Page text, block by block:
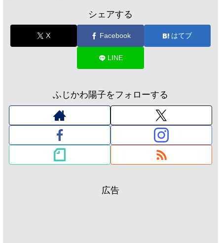
シェアする
X Facebook はてブ
LINE
ふじかわ陽子をフォローする
広告